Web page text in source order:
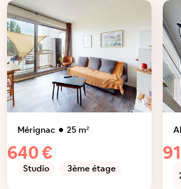
Mérignac 25m²
640 €
Studio 3ème étage